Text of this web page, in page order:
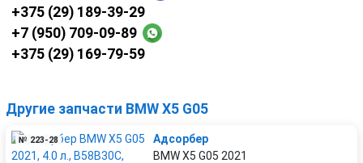
+375 (29) 189-39-29
+7 (950) 709-09-89
+375 (29) 169-79-59
Другие запчасти BMW X5 G05
№ 223-28
Адсорбер
BMW X5 G05 2021